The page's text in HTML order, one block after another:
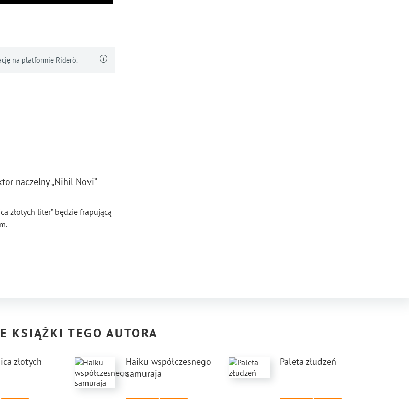
na platformie Riderò.
naczelny „Nihil Novi”
złotych liter” będzie frapującą
KSIĄŻKI TEGO AUTORA
złotych
Haiku współczesnego
samuraja
Paleta złudzeń